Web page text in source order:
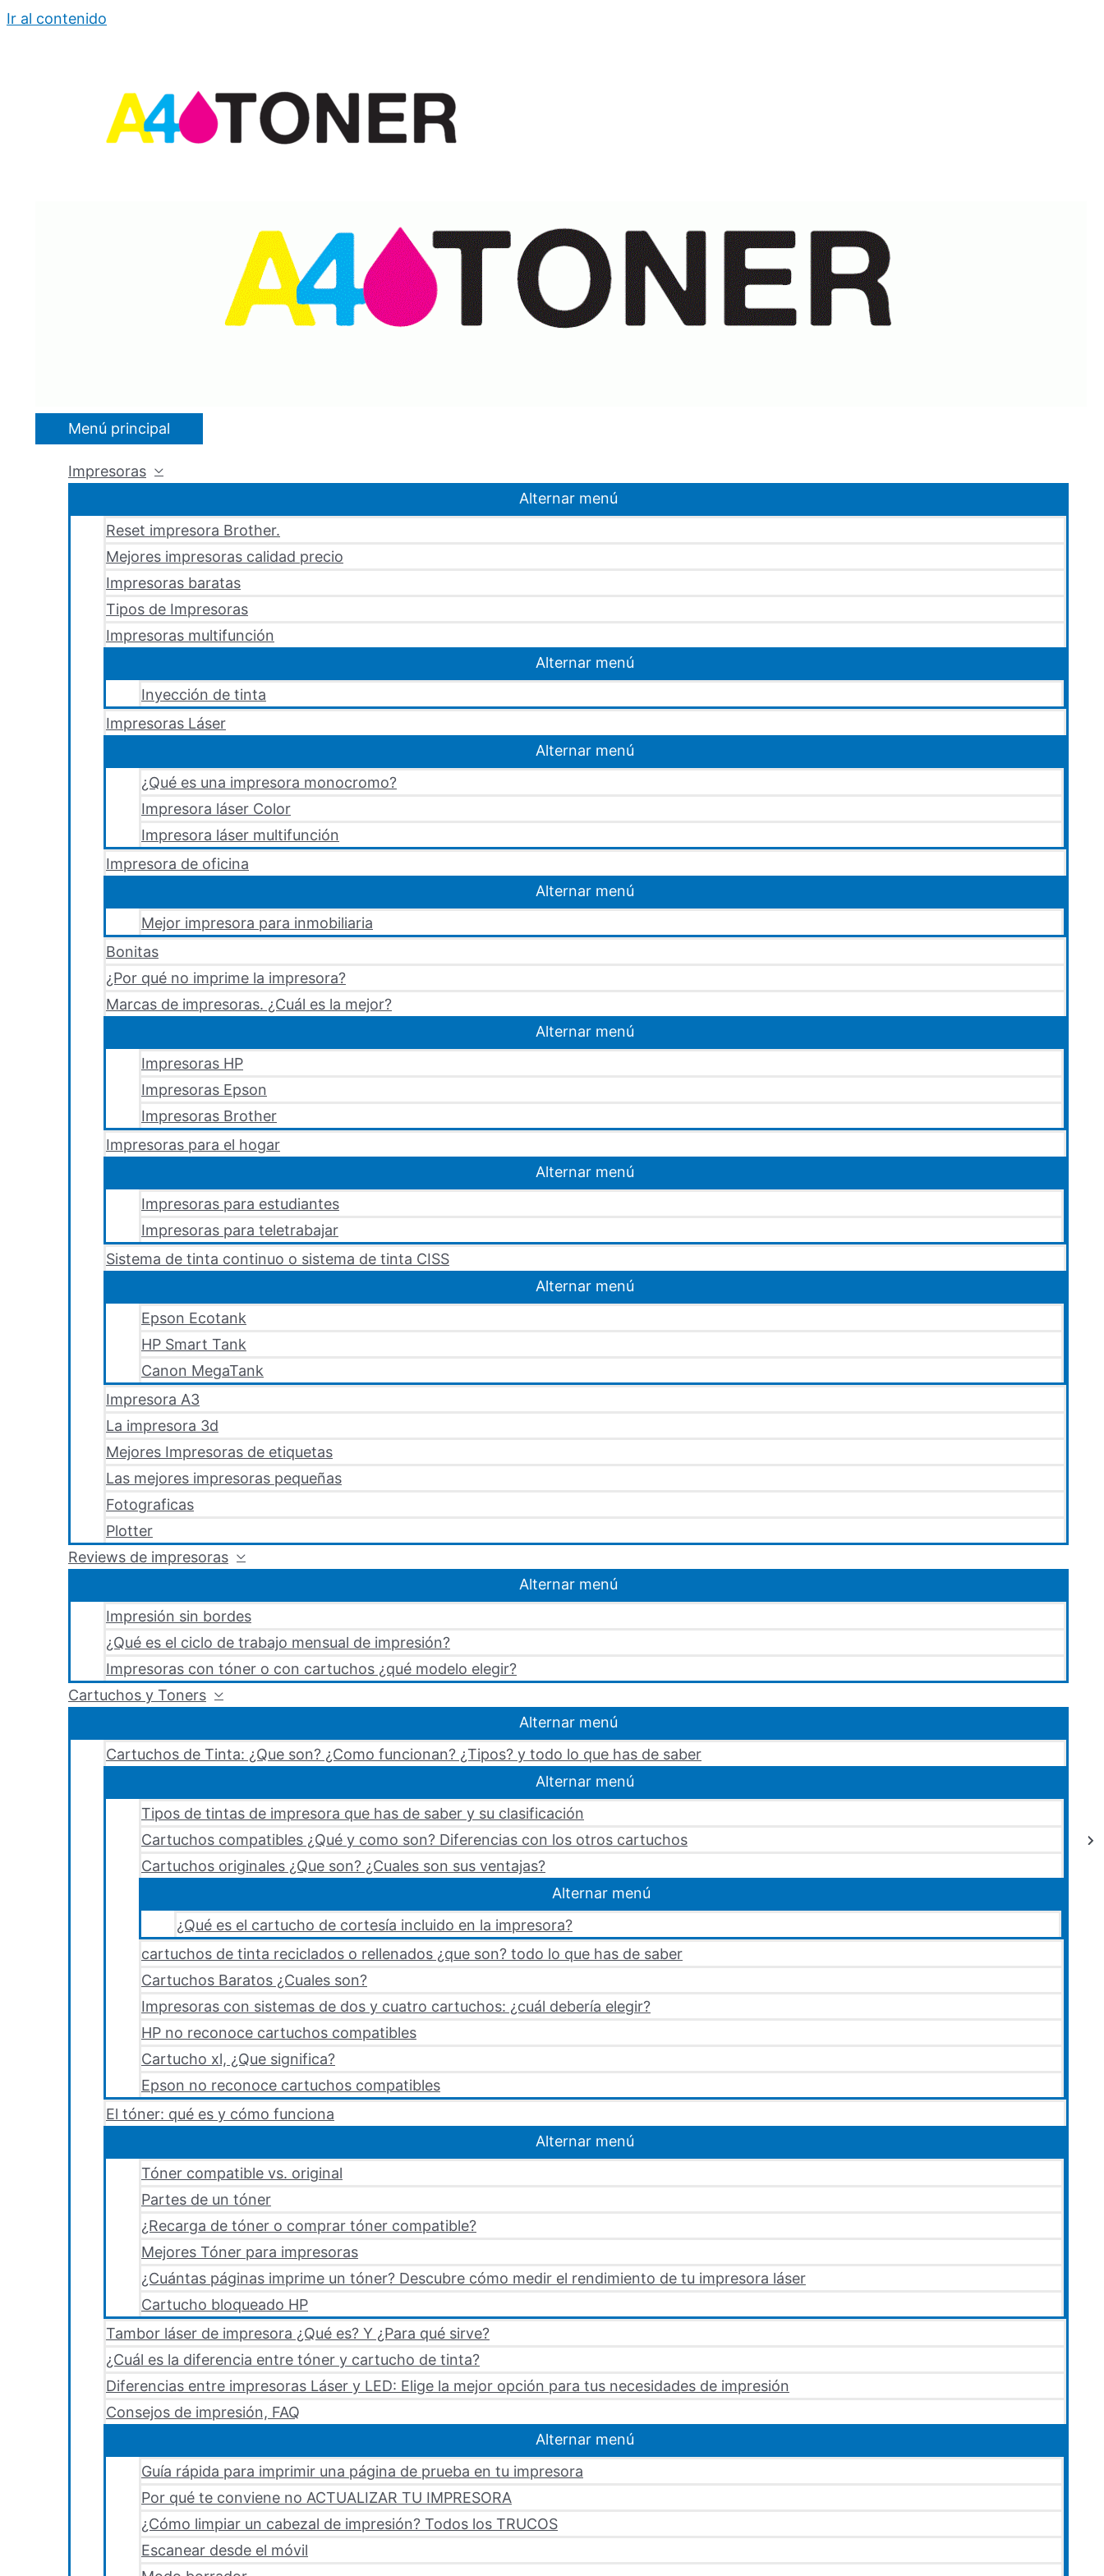
Ir al contenido
Menú principal
Impresoras
Alternar menú
Reset impresora Brother.
Mejores impresoras calidad precio
Impresoras baratas
Tipos de Impresoras
Impresoras multifunción
Alternar menú
Inyección de tinta
Impresoras Láser
Alternar menú
¿Qué es una impresora monocromo?
Impresora láser Color
Impresora láser multifunción
Impresora de oficina
Alternar menú
Mejor impresora para inmobiliaria
Bonitas
¿Por qué no imprime la impresora?
Marcas de impresoras. ¿Cuál es la mejor?
Alternar menú
Impresoras HP
Impresoras Epson
Impresoras Brother
Impresoras para el hogar
Alternar menú
Impresoras para estudiantes
Impresoras para teletrabajar
Sistema de tinta continuo o sistema de tinta CISS
Alternar menú
Epson Ecotank
HP Smart Tank
Canon MegaTank
Impresora A3
La impresora 3d
Mejores Impresoras de etiquetas
Las mejores impresoras pequeñas
Fotograficas
Plotter
Reviews de impresoras
Alternar menú
Impresión sin bordes
¿Qué es el ciclo de trabajo mensual de impresión?
Impresoras con tóner o con cartuchos ¿qué modelo elegir?
Cartuchos y Toners
Alternar menú
Cartuchos de Tinta: ¿Que son? ¿Como funcionan? ¿Tipos? y todo lo que has de saber
Alternar menú
Tipos de tintas de impresora que has de saber y su clasificación
Cartuchos compatibles ¿Qué y como son? Diferencias con los otros cartuchos
Cartuchos originales ¿Que son? ¿Cuales son sus ventajas?
Alternar menú
¿Qué es el cartucho de cortesía incluido en la impresora?
cartuchos de tinta reciclados o rellenados ¿que son? todo lo que has de saber
Cartuchos Baratos ¿Cuales son?
Impresoras con sistemas de dos y cuatro cartuchos: ¿cuál debería elegir?
HP no reconoce cartuchos compatibles
Cartucho xl, ¿Que significa?
Epson no reconoce cartuchos compatibles
El tóner: qué es y cómo funciona
Alternar menú
Tóner compatible vs. original
Partes de un tóner
¿Recarga de tóner o comprar tóner compatible?
Mejores Tóner para impresoras
¿Cuántas páginas imprime un tóner? Descubre cómo medir el rendimiento de tu impresora láser
Cartucho bloqueado HP
Tambor láser de impresora ¿Qué es? Y ¿Para qué sirve?
¿Cuál es la diferencia entre tóner y cartucho de tinta?
Diferencias entre impresoras Láser y LED: Elige la mejor opción para tus necesidades de impresión
Consejos de impresión, FAQ
Alternar menú
Guía rápida para imprimir una página de prueba en tu impresora
Por qué te conviene no ACTUALIZAR TU IMPRESORA
¿Cómo limpiar un cabezal de impresión? Todos los TRUCOS
Escanear desde el móvil